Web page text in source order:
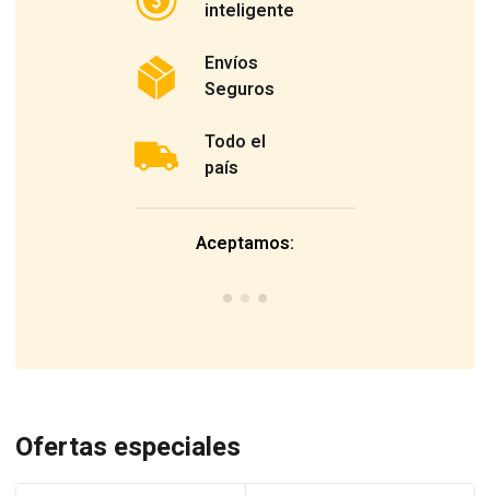
inteligente
Envíos
Seguros
Todo el
país
Aceptamos:
Ofertas especiales